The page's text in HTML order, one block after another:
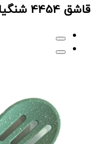
قاشق 4454 شنگیا